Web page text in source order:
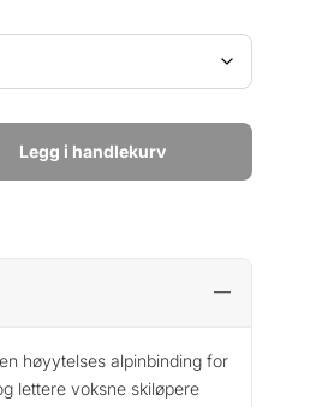
s
:
9
.
Legg i handlekurv
høyytelses alpinbinding for
lettere voksne skiløpere